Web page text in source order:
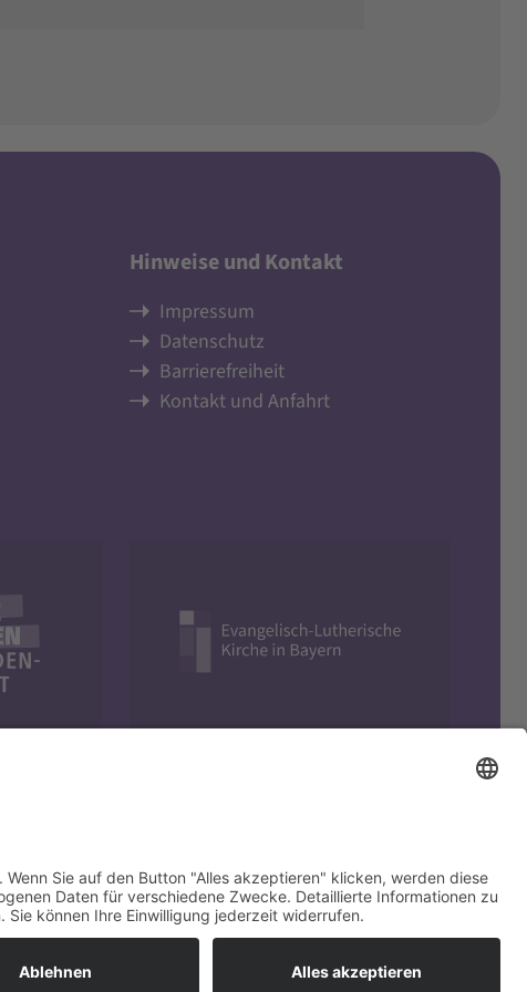
Hinweise und Kontakt
Impressum
Datenschutz
Barrierefreiheit
Kontakt und Anfahrt
Copyright © 2026 EVHN – Evangelische Hochschule Nürnberg